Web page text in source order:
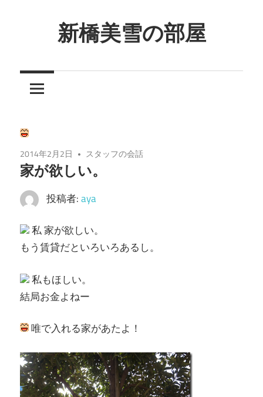
ツ
キ
プ
新橋美雪の部屋
ん
し
た
癒
し
の
空
間
2014年2月2日 スタッフの会話
家が欲しい。
投稿者:aya
私 家が欲しい。
もう賃貸だといろいろあるし。
私もほしい。
結局お金よねー
唯で入れる家があたよ！